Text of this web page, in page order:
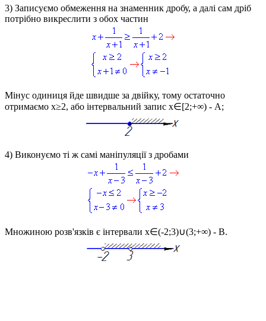
3) Записуємо обмеження на знаменник дробу, а далі сам дріб
потрібно викреслити з обох частин
Мінус одиниця йде швидше за двійку, тому остаточно
отримаємо x≥2, або інтервальний запис x∈[2;+∞) - А;
4) Виконуємо ті ж самі маніпуляції з дробами
Множиною розв'язків є інтервали x∈(-2;3)∪(3;+∞) - В.